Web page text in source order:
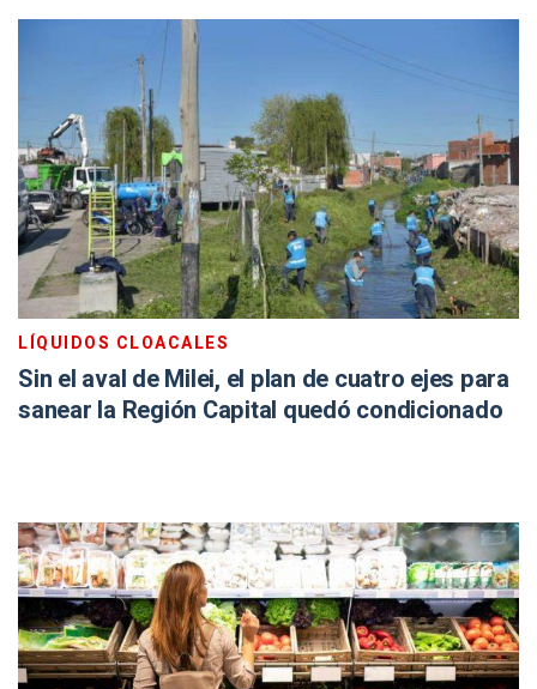
LÍQUIDOS CLOACALES
Sin el aval de Milei, el plan de cuatro ejes para
sanear la Región Capital quedó condicionado